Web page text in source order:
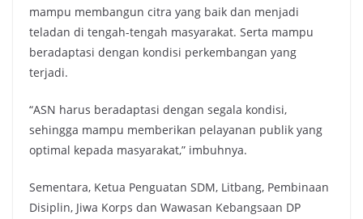
mampu membangun citra yang baik dan menjadi
teladan di tengah-tengah masyarakat. Serta mampu
beradaptasi dengan kondisi perkembangan yang
terjadi.
“ASN harus beradaptasi dengan segala kondisi,
sehingga mampu memberikan pelayanan publik yang
optimal kepada masyarakat,” imbuhnya.
Sementara, Ketua Penguatan SDM, Litbang, Pembinaan
Disiplin, Jiwa Korps dan Wawasan Kebangsaan DP